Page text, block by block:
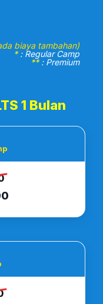
biaya tambahan)
*: Regular Camp
**: Premium
1 Bulan